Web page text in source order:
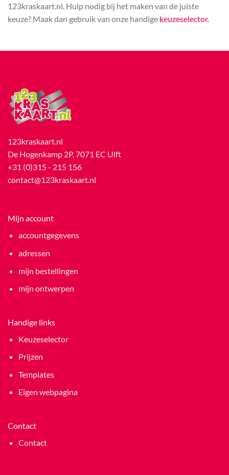
123kraskaart.nl. Hulp nodig bij het maken van de juiste
keuze? Maak dan gebruik van onze handige keuzeselector.
123kraskaart.nl
De Hogenkamp 2P, 7071 EC Ulft
+31 (0)315 - 215 156
contact@123kraskaart.nl
Mijn account
accountgegevens
adressen
mijn bestellingen
mijn ontwerpen
Handige links
Keuzeselector
Prijzen
Templates
Eigen webpagina
Contact
Contact